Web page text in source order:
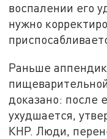
воспалении его
нужно
Раньше
доказано: после
ухудшается,
КНР. Люди,